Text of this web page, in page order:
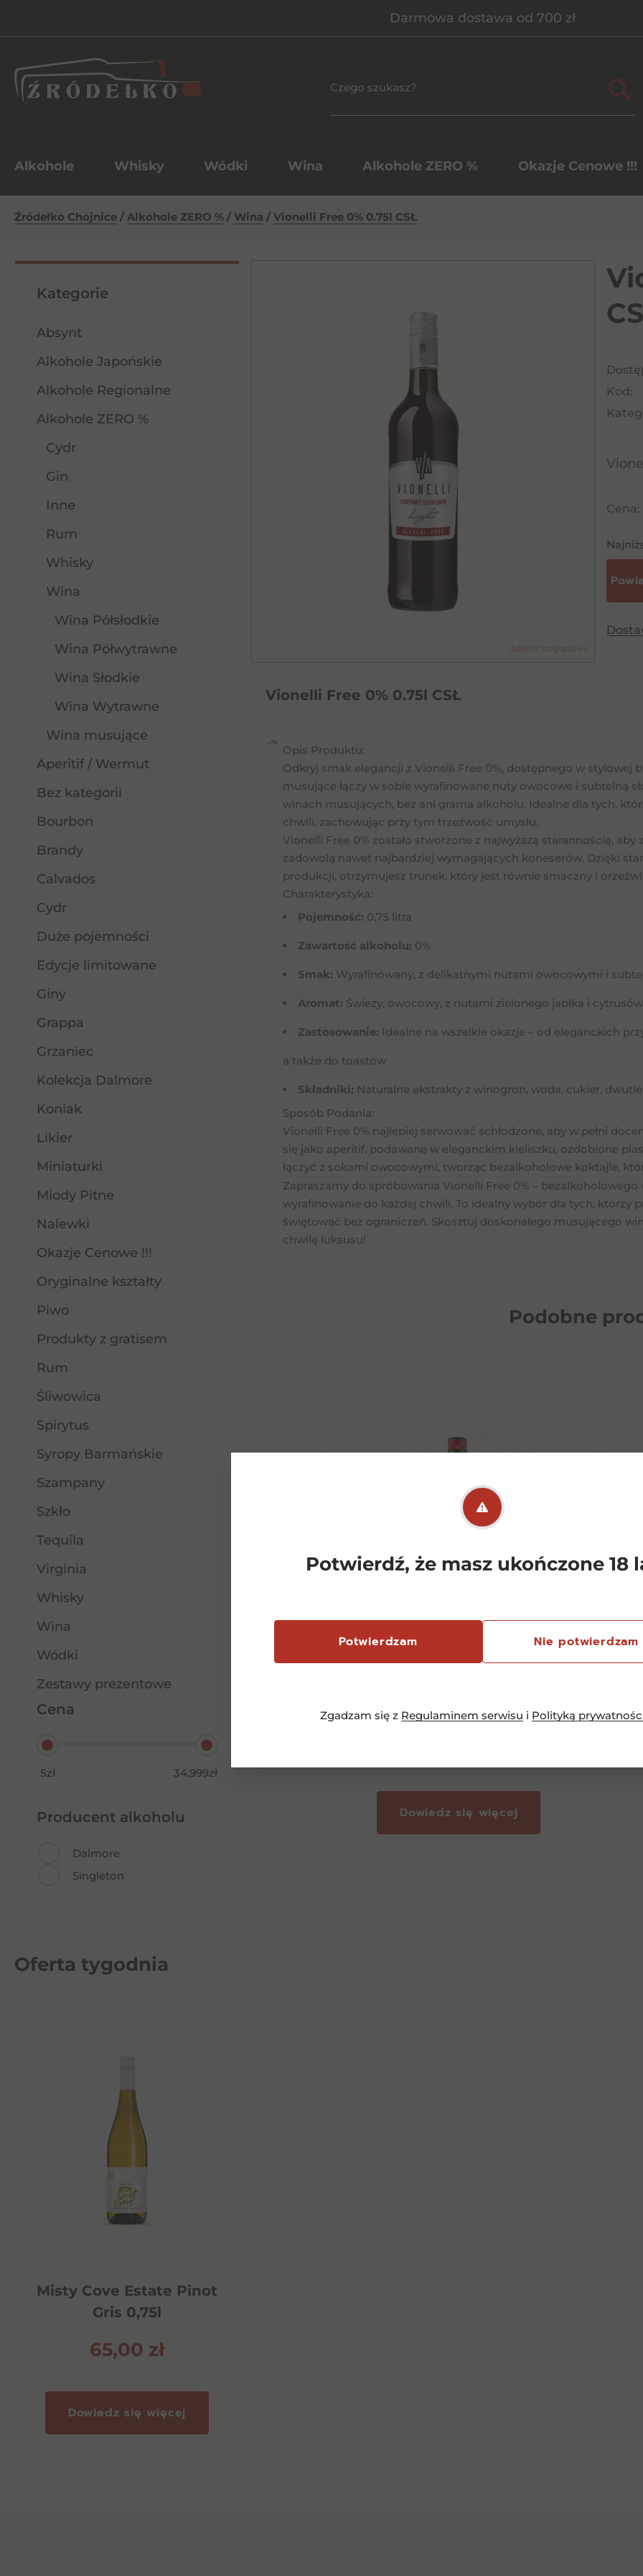
Potwierdź, że masz ukończone 18
Potwierdzam Nie potwierdzam
Zgadzam się z Regulaminem serwisu i Polityką
Darmowa dostawa od 700 zł
Alkohole Whisky Wódki Wina Alkohole ZERO % Okazje Cenowe !!!
Źródełko Chojnice / Alkohole ZERO % / Wina / Vionelli Free 0% 0.75l CSŁ
Kategorie
Absynt
Alkohole Japońskie
Alkohole Regionalne
Alkohole ZERO %
Cydr
Gin
Inne
Rum
Whisky
Wina
Wina Półsłodkie
Wina Półwytrawne
Wina Słodkie
Wina Wytrawne
Wina musujące
Aperitif / Wermut
Bez kategorii
Bourbon
Brandy
Calvados
Cydr
Duże pojemności
Edycje limitowane
Giny
Grappa
Grzaniec
Kolekcja Dalmore
Koniak
Likier
Miniaturki
Miody Pitne
Nalewki
Okazje Cenowe !!!
Oryginalne kształty
Piwo
Produkty z gratisem
Rum
Śliwowica
Spirytus
Syropy Barmańskie
Szampany
Szkło
Tequila
Virginia
Whisky
Wina
Wódki
Zestawy prezentowe
Cena
5zł 34,999zł
Producent alkoholu
Dalmore
Singleton
Oferta tygodnia
Misty Cove Estate Pinot
Gris 0,75l
65,00 zł
Dowiedz się więcej
Kod:
Cena:
Vionelli Free 0% 0.75l CSŁ
Free
Opis Produktu:
Odkryj smak elegancji z Vionelli Free 0%, dostępnego w stylowej
musujące łączy w sobie wyrafinowane nuty owocowe i subtelną
winach musujących, bez ani grama alkoholu. Idealne dla tych,
chwili, zachowując przy tym trzeźwość umysłu.
Vionelli Free 0% zostało stworzone z najwyższą starannością,
zadowolą nawet najbardziej wymagających koneserów. Dzięki
produkcji, otrzymujesz trunek, który jest równie smaczny i
Charakterystyka:
Pojemność: 0,75 litra
Zawartość alkoholu: 0%
Smak: Wyrafinowany, z delikatnymi nutami owocowymi i
Aromat: Świeży, owocowy, z nutami zielonego jabłka i cytrusów
Zastosowanie: Idealne na wszelkie okazje – od eleganckich
a także do toastów
Składniki: Naturalne ekstrakty z winogron, woda, cukier,
Sposób Podania:
Vionelli Free 0% najlepiej serwować schłodzone, aby w pełni
się jako aperitif, podawane w eleganckim kieliszku, ozdobione
łączyć z sokami owocowymi, tworząc bezalkoholowe koktajle,
Zapraszamy do spróbowania Vionelli Free 0% –
wyrafinowanie do każdej chwili. To idealny wybór dla tych, którzy
świętować bez ograniczeń. Skosztuj doskonałego musującego
chwilę luksusu!
Podobne
Opia Organic Cabernet Rose
zł
Dowiedz się więcej
PW
Dowiedz się więcej